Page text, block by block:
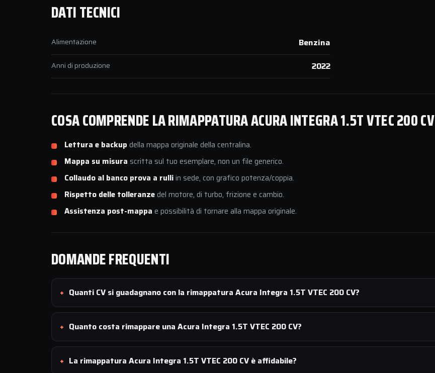
DATI TECNICI
Alimentazione Benzina
Anni di produzione 2022
COSA COMPRENDE LA RIMAPPATURA ACURA INTEGRA 1.5T VTEC 200 CV
Lettura e backup della mappa originale della centralina.
Mappa su misura scritta sul tuo esemplare, non un file generico.
Collaudo al banco prova a rulliin sede, con grafico potenza/coppia.
Rispetto delle tolleranzedel motore, di turbo, frizione e cambio.
Assistenza post-mappa e possibilità di tornare alla mappa originale.
DOMANDE FREQUENTI
Quanti CV si guadagnano con la rimappatura Acura Integra 1.5T VTEC 200 CV?
Quanto costa rimappare una Acura Integra 1.5T VTEC 200 CV?
La rimappatura Acura Integra 1.5T VTEC 200 CV è affidabile?